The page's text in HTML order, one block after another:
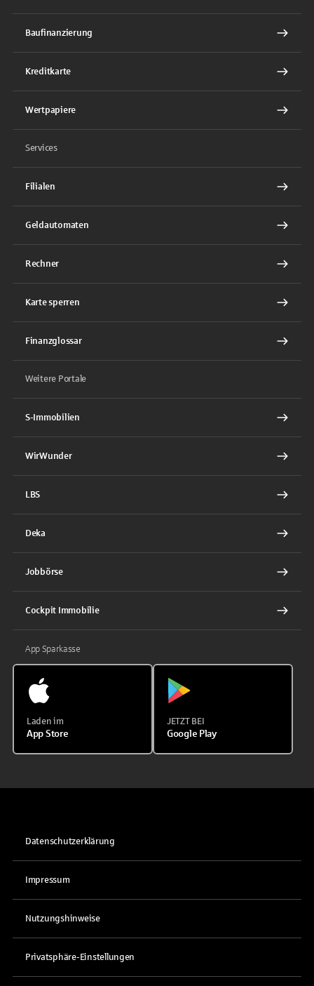
Baufinanzierung
Kreditkarte
Wertpapiere
Services
Filialen
Geldautomaten
Rechner
Karte sperren
Finanzglossar
Weitere Portale
S-Immobilien
WirWunder
LBS
Deka
Jobbörse
Cockpit Immobilie
App Sparkasse
Laden im
App Store
JETZT BEI
Google Play
Datenschutzerklärung
Impressum
Nutzungshinweise
Privatsphäre-Einstellungen